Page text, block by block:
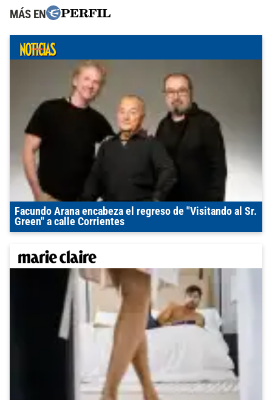
MÁS EN
Facundo Arana encabeza el regreso de "Visitando al Sr.
Green" a calle Corrientes